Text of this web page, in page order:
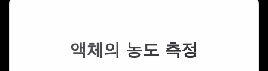
액체의 농도 측정